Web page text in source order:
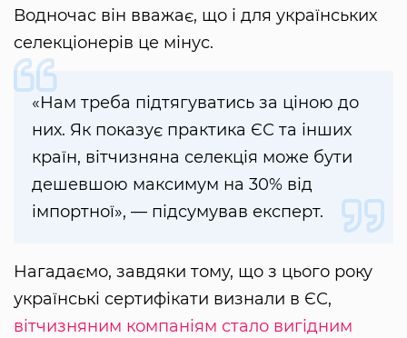
Водночас він вважає, що і для українських
селекціонерів це мінус.
«Нам треба підтягуватись за ціною до
них. Як показує практика ЄС та інших
країн, вітчизняна селекція може бути
дешевшою максимум на 30% від
імпортної», — підсумував експерт.
Нагадаємо, завдяки тому, що з цього року
українські сертифікати визнали в ЄС,
вітчизняним компаніям стало вигідним